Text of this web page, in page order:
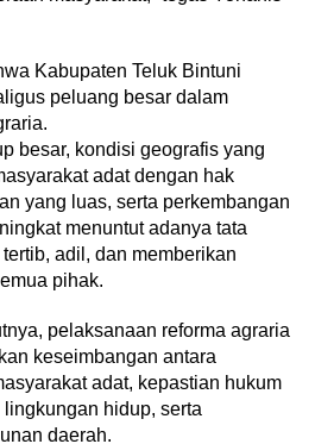
Kabupaten Teluk Bintuni
peluang besar dalam
besar, kondisi geografis yang
adat dengan hak
yang luas, serta perkembangan
menuntut adanya tata
adil, dan memberikan
pihak.
pelaksanaan reforma agraria
keseimbangan antara
adat, kepastian hukum
hidup, serta
daerah.